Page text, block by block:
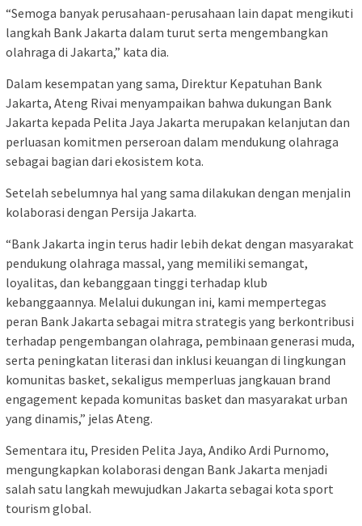
“Semoga banyak perusahaan-perusahaan lain dapat mengikuti
langkah Bank Jakarta dalam turut serta mengembangkan
olahraga di Jakarta,” kata dia.
Dalam kesempatan yang sama, Direktur Kepatuhan Bank
Jakarta, Ateng Rivai menyampaikan bahwa dukungan Bank
Jakarta kepada Pelita Jaya Jakarta merupakan kelanjutan dan
perluasan komitmen perseroan dalam mendukung olahraga
sebagai bagian dari ekosistem kota.
Setelah sebelumnya hal yang sama dilakukan dengan menjalin
kolaborasi dengan Persija Jakarta.
“Bank Jakarta ingin terus hadir lebih dekat dengan masyarakat
pendukung olahraga massal, yang memiliki semangat,
loyalitas, dan kebanggaan tinggi terhadap klub
kebanggaannya. Melalui dukungan ini, kami mempertegas
peran Bank Jakarta sebagai mitra strategis yang berkontribusi
terhadap pengembangan olahraga, pembinaan generasi muda,
serta peningkatan literasi dan inklusi keuangan di lingkungan
komunitas basket, sekaligus memperluas jangkauan brand
engagement kepada komunitas basket dan masyarakat urban
yang dinamis,” jelas Ateng.
Sementara itu, Presiden Pelita Jaya, Andiko Ardi Purnomo,
mengungkapkan kolaborasi dengan Bank Jakarta menjadi
salah satu langkah mewujudkan Jakarta sebagai kota sport
tourism global.